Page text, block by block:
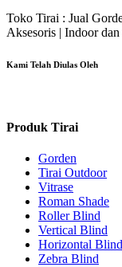
Toko Tirai : Jual
Aksesoris | Indoor
Kami Telah Diulas Oleh
Produk Tirai
Gorden
Tirai Outdoor
Vitrase
Roman Shade
Roller Blind
Vertical Blind
Horizontal Blind
Zebra Blind